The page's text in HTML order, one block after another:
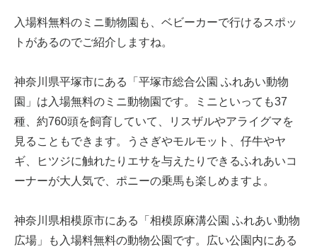
入場料無料のミニ動物園も、ベビーカーで行けるスポッ
トがあるのでご紹介しますね。
神奈川県平塚市にある「平塚市総合公園 ふれあい動物
園」は入場無料のミニ動物園です。ミニといっても37
種、約760頭を飼育していて、リスザルやアライグマを
見ることもできます。うさぎやモルモット、仔牛やヤ
ギ、ヒツジに触れたりエサを与えたりできるふれあいコ
ーナーが大人気で、ポニーの乗馬も楽しめますよ。
神奈川県相模原市にある「相模原麻溝公園 ふれあい動物
広場」も入場料無料の動物公園です。広い公園内にある